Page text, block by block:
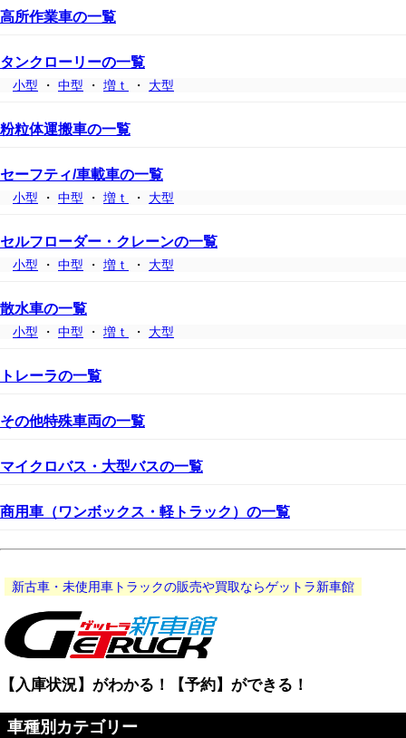
高所作業車の一覧
タンクローリーの一覧
小型 ・ 中型 ・ 増ｔ ・ 大型
粉粒体運搬車の一覧
セーフティ/車載車の一覧
小型 ・ 中型 ・ 増ｔ ・ 大型
セルフローダー・クレーンの一覧
小型 ・ 中型 ・ 増ｔ ・ 大型
散水車の一覧
小型 ・ 中型 ・ 増ｔ ・ 大型
トレーラの一覧
その他特殊車両の一覧
マイクロバス・大型バスの一覧
商用車（ワンボックス・軽トラック）の一覧
新古車・未使用車トラックの販売や買取ならゲットラ新車館
【入庫状況】がわかる！【予約】ができる！
車種別カテゴリー